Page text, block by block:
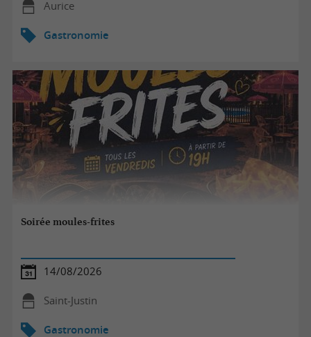
Aurice
Gastronomie
Soirée moules-frites
14/08/2026
Saint-Justin
Gastronomie